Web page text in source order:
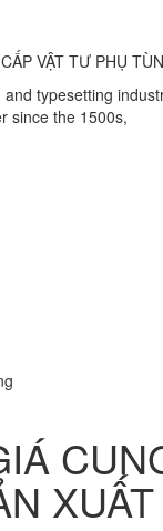
VẬT TƯ PHỤ
typesetting
since the 1500s,